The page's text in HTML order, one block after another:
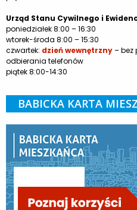
Urząd Stanu Cywilnego i
poniedziałek 8:00 – 16:30
wtorek-środa 8:00 – 15:30
czwartek: dzień wewnętrzny– bez
odbierania telefonów
piątek 8:00-14:30
BABICKA KARTA